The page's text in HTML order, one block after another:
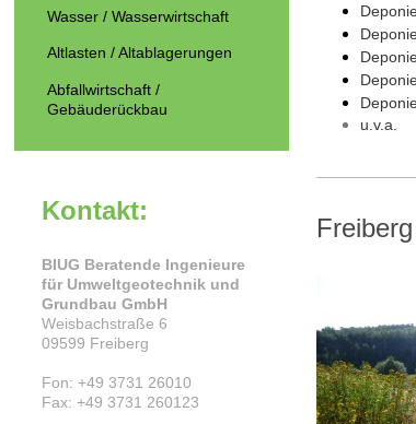
u.v.a.
Wasser / Wasserwirtschaft
Altlasten / Altablagerungen
Abfallwirtschaft /
Gebäuderückbau
Kontakt:
BIUG Beratende Ingenieure
für Umweltgeotechnik und
Grundbau GmbH
Weisbachstraße 6
09599 Freiberg
Fon: +49 3731 26010
Fax: +49 3731 260123